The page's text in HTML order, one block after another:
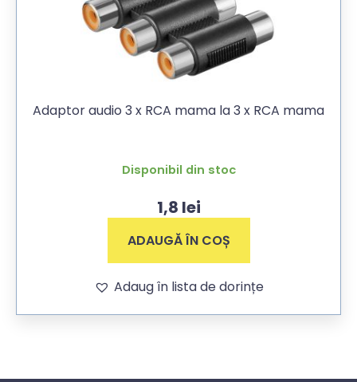
Adaptor audio 3 x RCA mama la 3 x RCA mama
Disponibil din stoc
1,8 lei
ADAUGĂ ÎN COȘ
Adaug în lista de dorințe